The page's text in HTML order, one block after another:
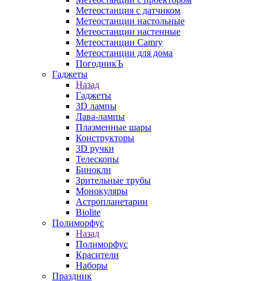
Метеостанция с датчиком
Метеостанции настольные
Метеостанции настенные
Метеостанции Camry
Метеостанции для дома
ПогодникЪ
Гаджеты
Назад
Гаджеты
3D лампы
Лава-лампы
Плазменные шары
Конструкторы
3D ручки
Телескопы
Бинокли
Зрительные трубы
Монокуляры
Астропланетарии
Biolite
Полиморфус
Назад
Полиморфус
Красители
Наборы
Праздник